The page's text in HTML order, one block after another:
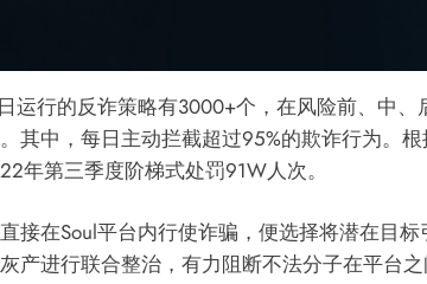
行的反诈策略有3000+个，在风险前、中、
其中，每日主动拦截超过95%的欺诈行为。
年第三季度阶梯式处罚91W人次。
在Soul平台内行使诈骗，便选择将潜在目标
产进行联合整治，有力阻断不法分子在平台